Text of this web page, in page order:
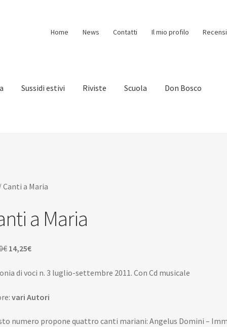
Home News Contatti Il mio profilo
Sussidi estivi Riviste Scuola Don Bosco
Canti a Maria
a Maria
€ Il
originale
15,00€.
14,25€Il
attuale
14,25€.
di voci n. 3 luglio-settembre 2011. Con Cd musicale
vari Autori
numero propone quattro canti mariani: Angelus Domini –